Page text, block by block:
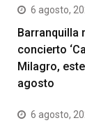
6 agosto,
Barranquilla
concierto
Milagro,
agosto
6 agosto,